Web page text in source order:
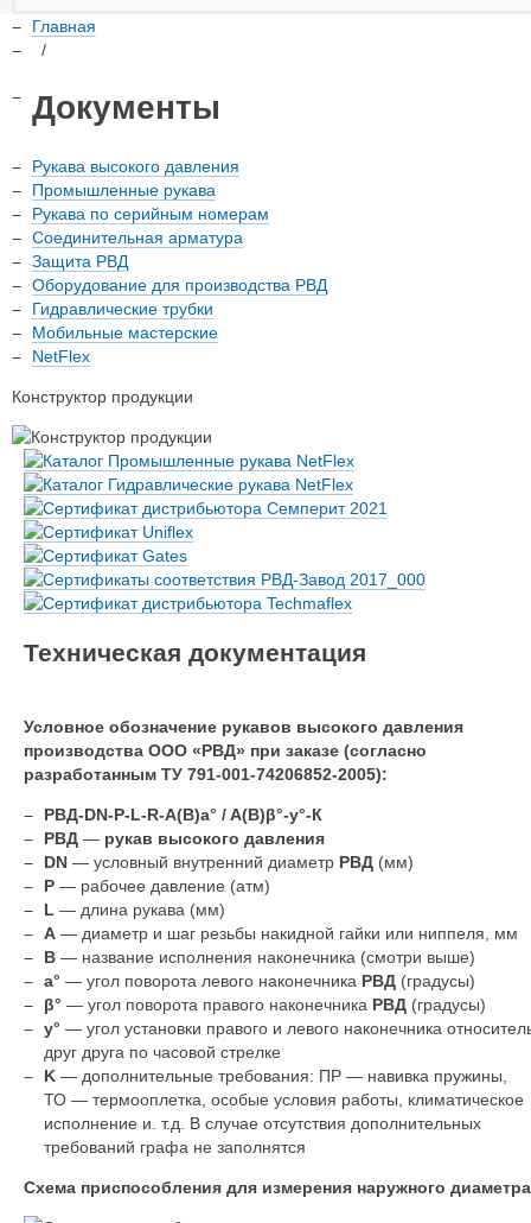
Главная
/
Документы
Рукава высокого давления
Промышленные рукава
Рукава по серийным номерам
Соединительная арматура
Защита РВД
Оборудование для производства РВД
Гидравлические трубки
Мобильные мастерские
NetFlex
Конструктор продукции
Техническая документация
Условное обозначение рукавов высокого давления
производства ООО «РВД» при заказе (согласно
разработанным ТУ 791-001-74206852-2005):
РВД-DN-P-L-R-A(B)a° / A(B)β°-y°-К
РВД — рукав высокого давления
DN — условный внутренний диаметр РВД (мм)
P — рабочее давление (атм)
L — длина рукава (мм)
А — диаметр и шаг резьбы накидной гайки или ниппеля, мм
B — название исполнения наконечника (смотри выше)
a° — угол поворота левого наконечника РВД (градусы)
β° — угол поворота правого наконечника РВД (градусы)
y° — угол установки правого и левого наконечника
друг друга по часовой стрелке
K — дополнительные требования: ПР — навивка пружины,
ТО — термооплетка, особые условия работы, климатическое
исполнение и. т.д. В случае отсутствия дополнительных
требований графа не заполнятся
Схема приспособления для измерения наружного диаметра